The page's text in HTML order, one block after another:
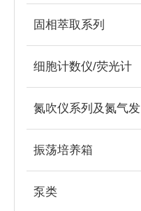
固相萃取系列
细胞计数仪/荧光计
振荡培养箱
泵类